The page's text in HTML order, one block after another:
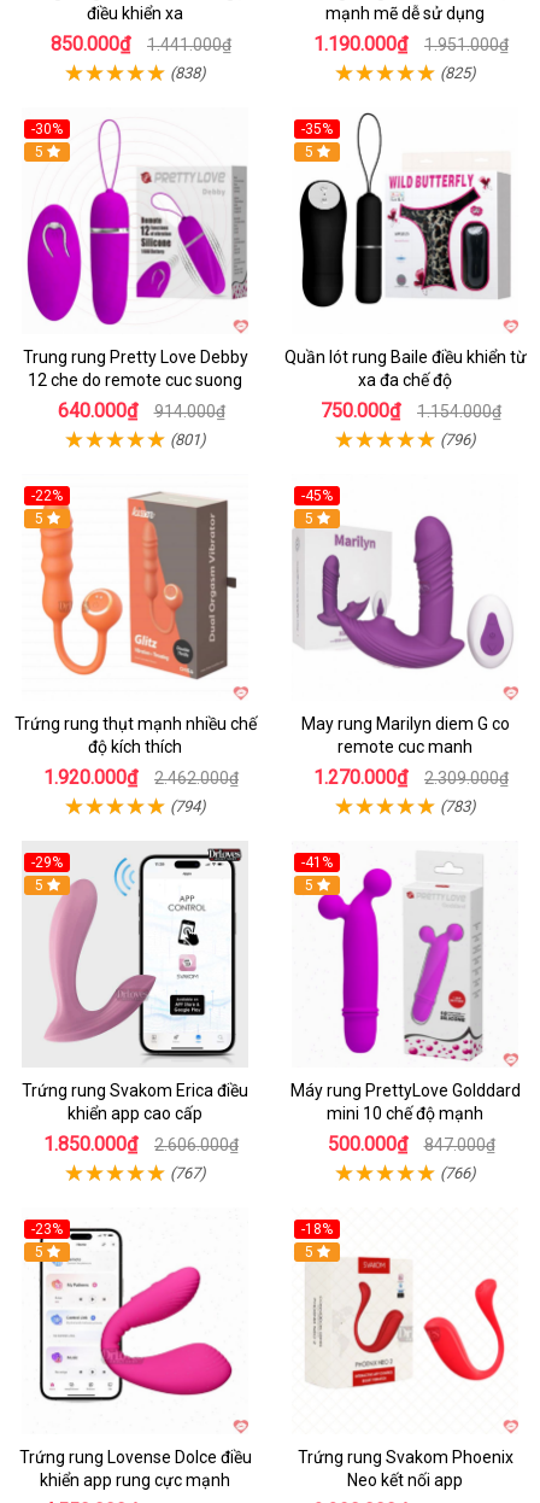
điều khiển xa
850.000₫ 1.441.000₫
(838)
mạnh mẽ dễ sử dụng
1.190.000₫ 1.951.000₫
(825)
-30%
Hot
5
Trung rung Pretty Love Debby
12 che do remote cuc suong
640.000₫ 914.000₫
(801)
-35%
Hot
5
Quần lót rung Baile điều khiển từ
xa đa chế độ
750.000₫ 1.154.000₫
(796)
-22%
Hot
5
Trứng rung thụt mạnh nhiều chế
độ kích thích
1.920.000₫ 2.462.000₫
(794)
-45%
Hot
5
May rung Marilyn diem G co
remote cuc manh
1.270.000₫ 2.309.000₫
(783)
-29%
Hot
5
Trứng rung Svakom Erica điều
khiển app cao cấp
1.850.000₫ 2.606.000₫
(767)
-41%
Hot
5
Máy rung PrettyLove Golddard
mini 10 chế độ mạnh
500.000₫ 847.000₫
(766)
-23%
Hot
5
Trứng rung Lovense Dolce điều
khiển app rung cực mạnh
-18%
Hot
5
Trứng rung Svakom Phoenix
Neo kết nối app